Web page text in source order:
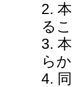
2.
る
3.
ら
4.